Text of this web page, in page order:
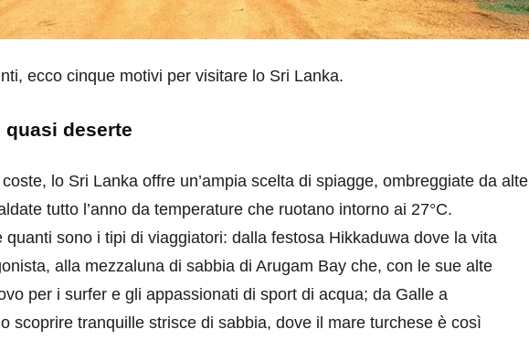
ecco cinque motivi per visitare lo Sri Lanka.
deserte
lo Sri Lanka offre un’ampia scelta di spiagge, ombreggiate da alte
tutto l’anno da temperature che ruotano intorno ai 27°C.
quanti sono i tipi di viaggiatori: dalla festosa Hikkaduwa dove la vita
alla mezzaluna di sabbia di Arugam Bay che, con le sue alte
per i surfer e gli appassionati di sport di acqua; da Galle a
scoprire tranquille strisce di sabbia, dove il mare turchese è così
destinazioni eventi